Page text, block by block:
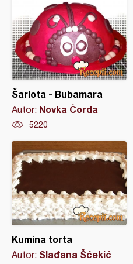
Šarlota - Bubamara
Autor: Novka Ćorda
5220
Kumina torta
Autor: Slađana Šćekić